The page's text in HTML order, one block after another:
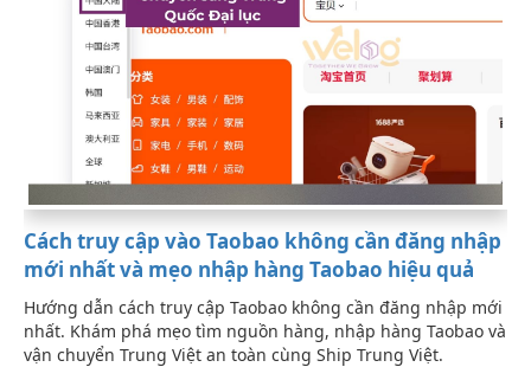
Cách truy cập vào Taobao không cần đăng nhập
mới nhất và mẹo nhập hàng Taobao hiệu quả
Hướng dẫn cách truy cập Taobao không cần đăng nhập mới
nhất. Khám phá mẹo tìm nguồn hàng, nhập hàng Taobao và
vận chuyển Trung Việt an toàn cùng Ship Trung Việt.